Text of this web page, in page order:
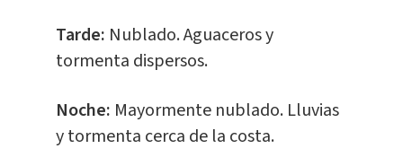
Tarde: Nublado. Aguaceros y
tormenta dispersos.
Noche: Mayormente nublado. Lluvias
y tormenta cerca de la costa.